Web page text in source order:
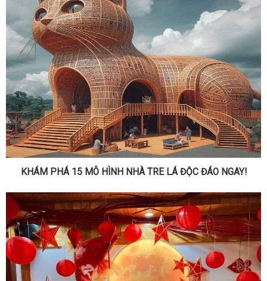
KHÁM PHÁ 15 MÔ HÌNH NHÀ TRE LÁ ĐỘC ĐÁO NGAY!